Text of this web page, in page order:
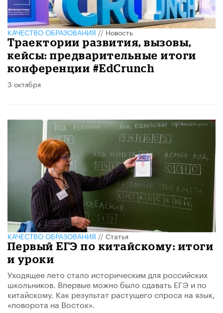
КАЧЕСТВО ОБРАЗОВАНИЯ//Новость
Траектории развития, вызовы,
кейсы: предварительные итоги
конференции #EdСrunch
3 октября
КАЧЕСТВО ОБРАЗОВАНИЯ//Статья
Первый ЕГЭ по китайскому: итоги
и уроки
Уходящее лето стало историческим для российских
школьников. Впервые можно было сдавать ЕГЭ и по
китайскому. Как результат растущего спроса на язык,
«поворота на Восток».